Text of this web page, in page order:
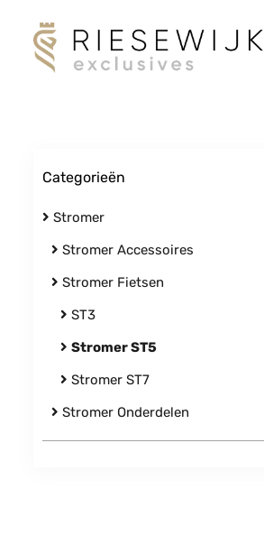
Categorieën
Stromer
Stromer Accessoires
Stromer Fietsen
ST3
Stromer ST5
Stromer ST7
Stromer Onderdelen